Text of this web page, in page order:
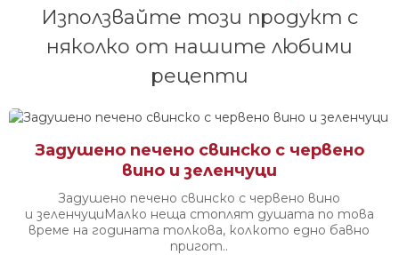
Използвайте този продукт с
няколко от нашите любими
рецепти
Задушено печено свинско с червено
вино и зеленчуци
Задушено печено свинско с червено вино
и зеленчуци ​​​​​​ Малко неща стоплят душата по това
време на годината толкова, колкото едно бавно
пригот..